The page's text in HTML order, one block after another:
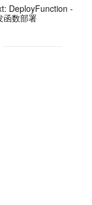
DeployFunction -
函数部署